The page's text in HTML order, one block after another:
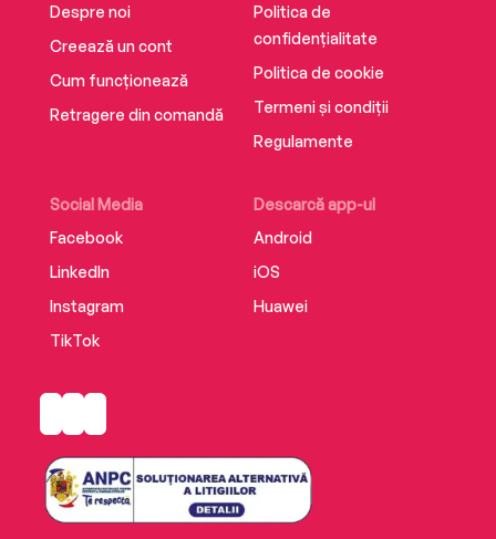
Despre noi
Creează un cont
Cum funcționează
Retragere din comandă
Social Media
Facebook
LinkedIn
Instagram
TikTok
Descarcă app-ul
Android
iOS
Huawei
Politica de
confidențialitate
Politica de cookie
Termeni și condiții
Regulamente